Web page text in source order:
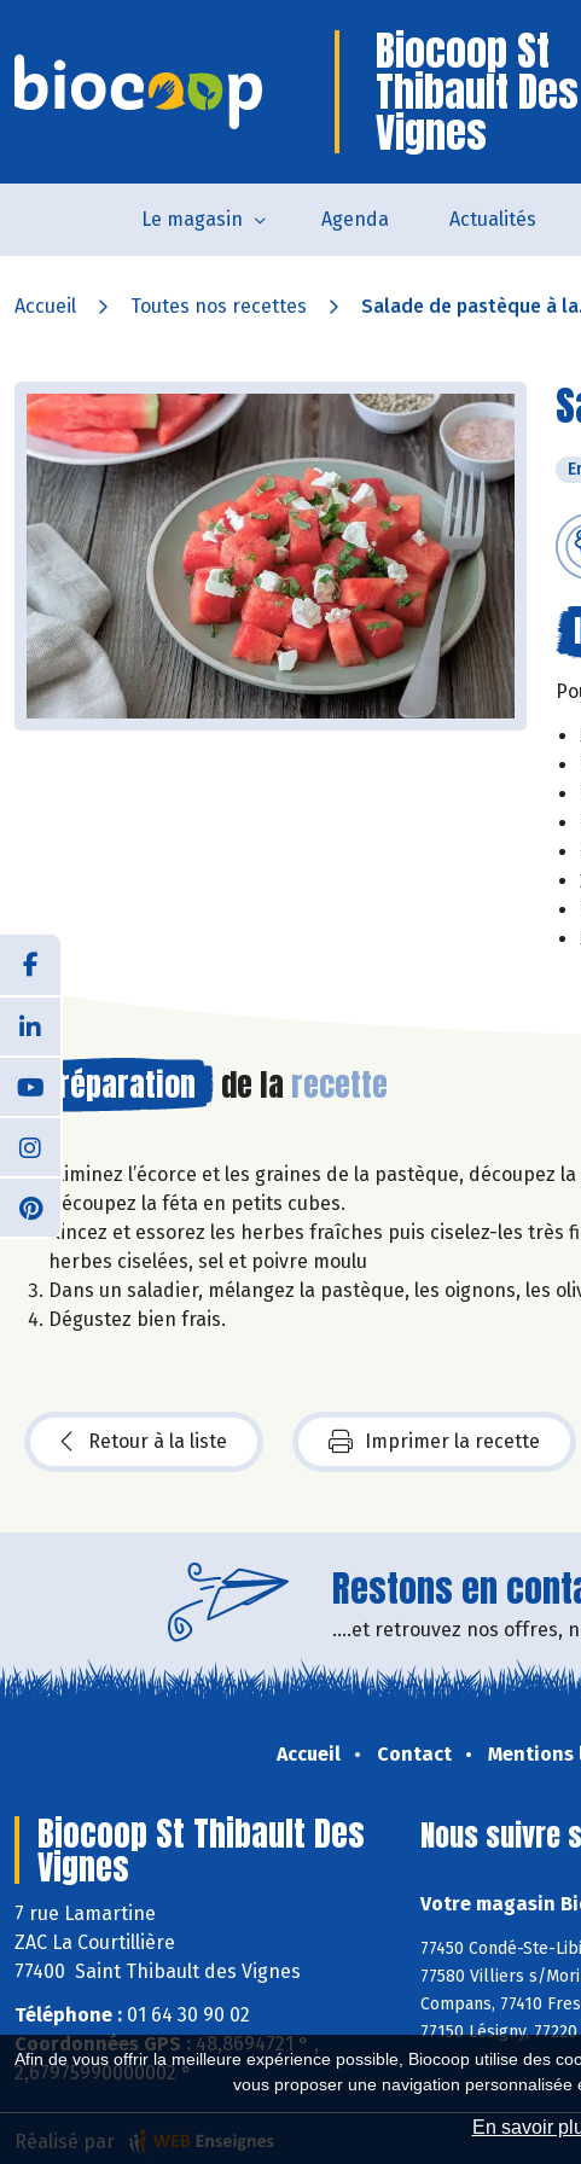
Afin de vous offrir la meilleure expérience possible, Biocoop utilise des
vous proposer une navigation
En savoir
Biocoop St
Thibault Des
Vignes
Le magasin Agenda Actualités
Accueil Toutes nos recettes Salade de pastèque à
Préparation de la recette
Eliminez l’écorce et les graines de la pastèque, découpez
Découpez la féta en petits cubes.
Rincez et essorez les herbes fraîches puis ciselez-les très
herbes ciselées, sel et poivre moulu
Dans un saladier, mélangez la pastèque, les oignons, les
Dégustez bien frais.
Retour à la liste Imprimer la recette
Restons en
....et retrouvez nos offres,
Accueil Contact Mentions
Biocoop St Thibault Des
Vignes
7 rue Lamartine
ZAC La Courtillière
77400 Saint Thibault des Vignes
Téléphone : 01 64 30 90 02
Coordonnées GPS : 48,8694721 ° ,
2,67975990000002 °
Nous suivre
Votre magasin
77450 Condé-Ste-
77580 Villiers s/
Compans, 77410
77150 Lésigny,
Réalisé par